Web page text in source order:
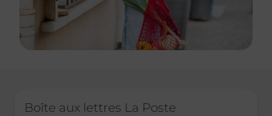
Boîte aux lettres La Poste